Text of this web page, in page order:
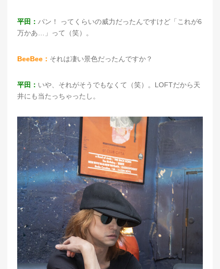
平田： パン！ ってくらいの威力だったんですけど「これが6
万かあ…」って（笑）。
BeeBee： それは凄い景色だったんですか？
平田： いや、それがそうでもなくて（笑）。LOFTだから天
井にも当たっちゃったし。